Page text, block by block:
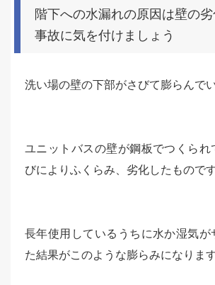
階下への水漏れの原因は壁の
事故に気を付けましょう
洗い場の壁の下部がさびて膨らんでい
ユニットバスの壁が鋼板でつくられ
びによりふくらみ、劣化したものです
長年使用しているうちに水か湿気が
た結果がこのような膨らみになります